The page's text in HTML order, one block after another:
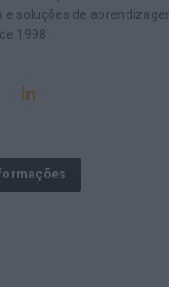
e soluções de
1998.